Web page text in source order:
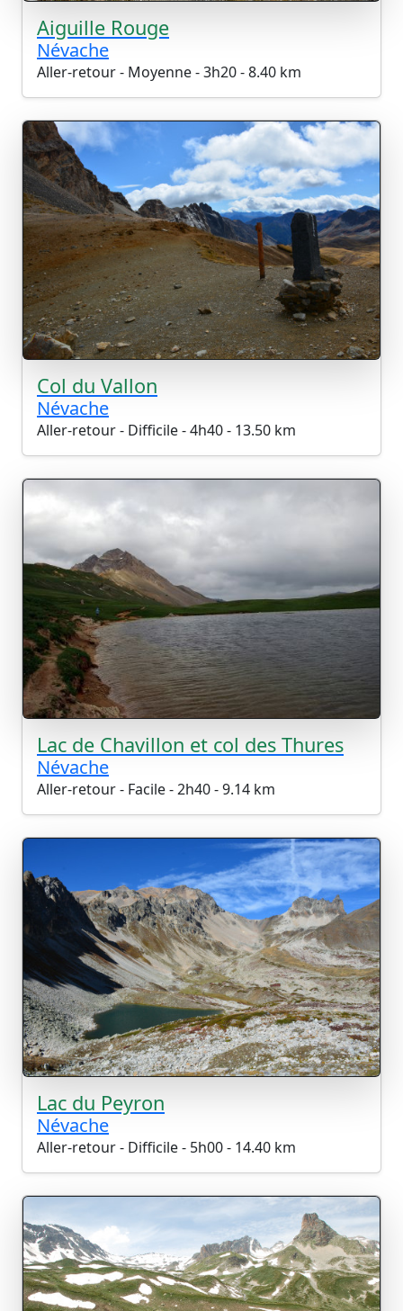
Aiguille Rouge
Névache
Aller-retour - Moyenne - 3h20 - 8.40 km
Col du Vallon
Névache
Aller-retour - Difficile - 4h40 - 13.50 km
Lac de Chavillon et col des Thures
Névache
Aller-retour - Facile - 2h40 - 9.14 km
Lac du Peyron
Névache
Aller-retour - Difficile - 5h00 - 14.40 km